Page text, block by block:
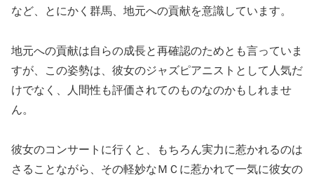
など、とにかく群馬、地元への貢献を意識しています。
地元への貢献は自らの成長と再確認のためとも言っていま
すが、この姿勢は、彼女のジャズピアニストとして人気だ
けでなく、人間性も評価されてのものなのかもしれませ
ん。
彼女のコンサートに行くと、もちろん実力に惹かれるのは
さることながら、その軽妙なＭＣに惹かれて一気に彼女の